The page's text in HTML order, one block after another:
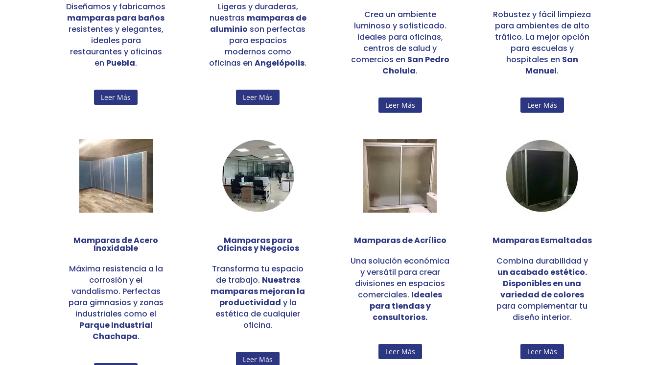
Diseñamos y fabricamos
mamparas para baños
resistentes y elegantes,
ideales para
restaurantes y oficinas
en Puebla.
Leer Más
Ligeras y duraderas,
nuestras mamparas de
aluminio son perfectas
para espacios
modernos como
oficinas enAngelópolis.
Leer Más
Crea un ambiente
luminoso y sofisticado.
Ideales para oficinas,
centros de salud y
comercios en San Pedro
Cholula.
Leer Más
Robustez y fácil limpieza
para ambientes de alto
tráfico. La mejor opción
para escuelas y
hospitales en San
Manuel.
Leer Más
Mamparas de Acero
Inoxidable
Máxima resistencia a la
corrosión y el
vandalismo. Perfectas
para gimnasios y zonas
industriales como el
Parque Industrial
Chachapa.
Mamparas para
Oficinas y Negocios
Transforma tu espacio
de trabajo. Nuestras
mamparas mejoran la
productividad y la
estética de cualquier
oficina.
Leer Más
Mamparas de Acrílico
Una solución económica
y versátil para crear
divisiones en espacios
comerciales. Ideales
para tiendas y
consultorios.
Leer Más
Mamparas Esmaltadas
Combina durabilidad y
un acabado estético.
Disponibles en una
variedad de colores
para complementar tu
diseño interior.
Leer Más